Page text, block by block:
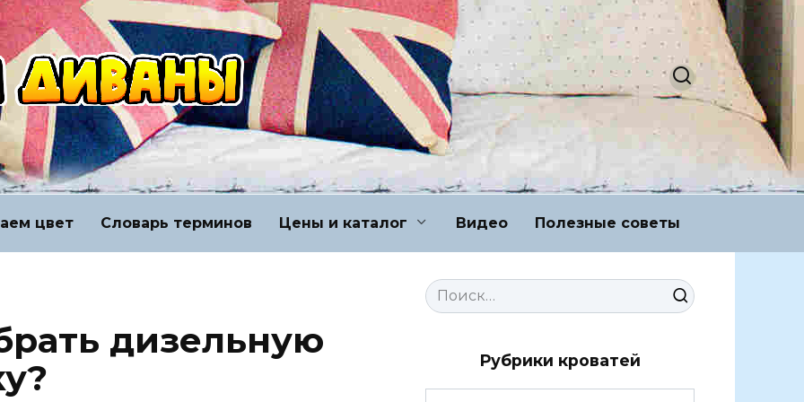
цвет Словарь терминов Цены и каталог Видео Полезные советы
дизельную
Search
for:
Рубрики кроватей